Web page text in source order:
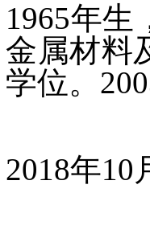
1965年
金属材料
学位。
2018年10